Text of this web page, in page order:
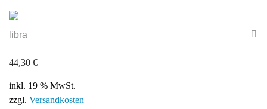
libra
44,30 €
inkl. 19 % MwSt.
zzgl. Versandkosten